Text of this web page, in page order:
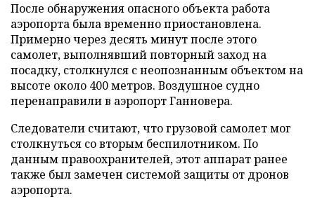
После обнаружения опасного объекта работа
аэропорта была временно приостановлена.
Примерно через десять минут после этого
самолет, выполнявший повторный заход на
посадку, столкнулся с неопознанным объектом на
высоте около 400 метров. Воздушное судно
перенаправили в аэропорт Ганновера.
Следователи считают, что грузовой самолет мог
столкнуться со вторым беспилотником. По
данным правоохранителей, этот аппарат ранее
также был замечен системой защиты от дронов
аэропорта.